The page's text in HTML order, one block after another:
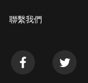
聯繫我們